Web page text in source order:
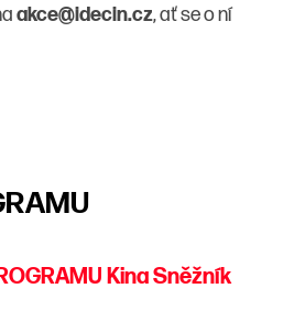
akce@idecin.cz, ať se o ní
Kina Sněžník